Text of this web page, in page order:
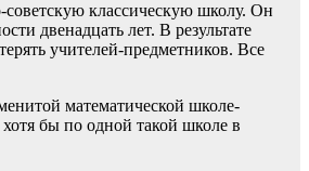
советскую классическую школу. Он
двенадцать лет. В результате
учителей-предметников. Все
математической школе-
бы по одной такой школе в